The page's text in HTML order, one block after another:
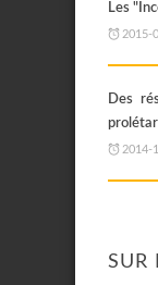
Les
2015-
Des
2014-
SUR